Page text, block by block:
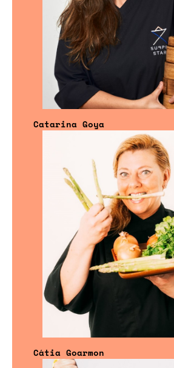
Catarina Goya
Cátia Goarmon